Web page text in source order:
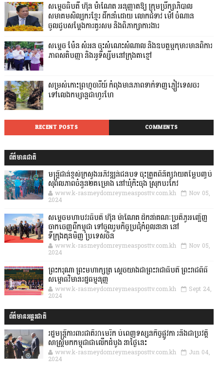
សម្តេចធិបតី ហ៊ុន ម៉ាណែត អនុញ្ញាតឱ្យ ក្រុមប្រឹក្សាភិបាល
សមាគមសិល្បករខ្មែរ ដឹកនាំដោយ លោកជំទាវ ម៉ៅ ចំណាន
ចូលជួបសម្ដែងការគួរសម និងពិភាក្សាការងារ
សម្តេច ម៉ែន សំអន ចុះសំណេះសំណាល និងឧបត្ថម្ភកុមារមានពិការ
ភាពសតិបញ្ញា និងអូទីស្សឹមនៅក្រុងតាខ្មៅ
សម្រស់កោះព្រហ្មចារីយ៍ កំពុងមានភាពទាក់ទាញភ្ញៀវទេសចរ
ទៅលេងកម្សាន្តជាហូរហែ
RECENT POSTS COMMENTS
ព័ត៌មានជាតិ
មន្ត្រីជាន់ខ្ពស់ក្រសួងអភិវឌ្ឍន៍ជនបទ ចុះត្រួតពិនិត្យវាយតម្លៃបញ្ចប់
សុពលភាពចំនួន២គម្រោង នៅឃុំកិះចុង ស្រុកបរកែវ
www.k-rasmeydomreymeasposttv.com.kh Nov 05,
2024
សម្តេចមហាបវរធិបតី ហ៊ុន ម៉ាណែត ដឹកនាំគណៈប្រតិភូអញ្ជើញ
ចាកចេញពីកម្ពុជា ទៅចូលរួមកិច្ចប្រជុំកំពូលនានា នៅ
ទីក្រុងគុនមិញ ប្រទេសចិន
www.k-rasmeydomreymeasposttv.com.kh Nov 05,
2024
ព្រះករុណា ព្រះមហាក្សត្រ ស្តេចយាងជាព្រះរាជាធិបតី ព្រះរាជពិធី
សម្ពោធវិមានរដ្ឋធម្មនុញ្ញ
www.k-rasmeydomreymeasposttv.com.kh Sept 24,
2024
ព័ត៌មានអន្តរជាតិ
រដ្ឋមន្រ្តីការពារជាតិអាមេរិក បំពេញទស្សនកិច្ចផ្លូវកា រនិងជាប្រវត្តិ
សាស្រ្តមកកម្ពុជាជាលើកដំបូង នាថ្ងៃនេះ
www.k-rasmeydomreymeasposttv.com.kh Jun 04,
2024